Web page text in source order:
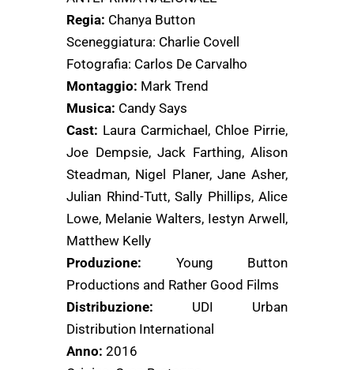
Regia: Chanya Button
Sceneggiatura: Charlie Covell
Fotografia: Carlos De Carvalho
Montaggio: Mark Trend
Musica: Candy Says
Cast: Laura Carmichael, Chloe Pirrie,
Joe Dempsie, Jack Farthing, Alison
Steadman, Nigel Planer, Jane Asher,
Julian Rhind-Tutt, Sally Phillips, Alice
Lowe, Melanie Walters, Iestyn Arwell,
Matthew Kelly
Produzione: Young Button
Productions and Rather Good Films
Distribuzione: UDI Urban
Distribution International
Anno: 2016